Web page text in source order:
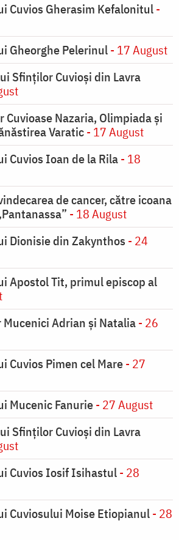
Cuvios Gherasim Kefalonitul-
Gheorghe Pelerinul- 17 August
Sfinților Cuvioși din Lavra
Nazaria, Olimpiada și
Varatic- 17 August
Cuvios Ioan de la Rila- 18
de cancer, către icoana
- 18 August
Dionisie din Zakynthos - 24
Apostol Tit, primul episcop al
Adrian și Natalia- 26
Cuvios Pimen cel Mare- 27
Mucenic Fanurie- 27 August
Sfinților Cuvioși din Lavra
Cuvios Iosif Isihastul- 28
Cuviosului Moise Etiopianul- 28